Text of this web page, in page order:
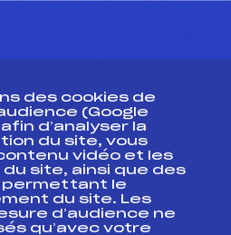
fédéral
des cookies de
(Google
d’analyser la
du site, vous
vidéo et les
site, ainsi que des
permettant le
du site. Les
d’audience ne
qu’avec votre